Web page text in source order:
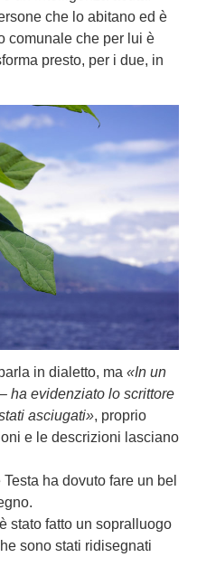
che lo abitano ed è
comunale che per lui è
presto, per i due, in
in dialetto, ma «In un
ha evidenziato lo scrittore
asciugati», proprio
e le descrizioni lasciano
ha dovuto fare un bel
stato fatto un sopralluogo
sono stati ridisegnati